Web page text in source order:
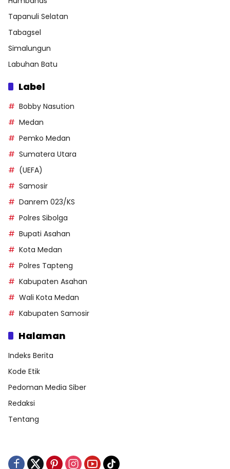
Tapanuli Selatan
Tabagsel
Simalungun
Labuhan Batu
Label
Bobby Nasution
Medan
Pemko Medan
Sumatera Utara
(UEFA)
Samosir
Danrem 023/KS
Polres Sibolga
Bupati Asahan
Kota Medan
Polres Tapteng
Kabupaten Asahan
Wali Kota Medan
Kabupaten Samosir
Halaman
Indeks Berita
Kode Etik
Pedoman Media Siber
Redaksi
Tentang